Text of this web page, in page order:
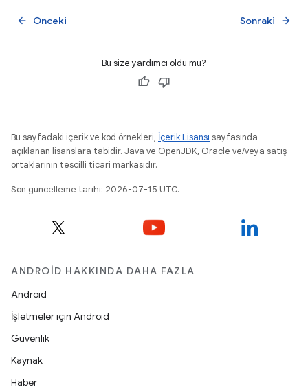
Önceki
arrow_back Sonraki arrow_forward
Bu size yardımcı oldu mu?
Bu sayfadaki içerik ve kod örnekleri, İçerik Lisansı sayfasında
açıklanan lisanslara tabidir. Java ve OpenJDK, Oracle ve/veya satış
ortaklarının tescilli ticari markasıdır.
Son güncelleme tarihi: 2026-07-15 UTC.
ANDROID HAKKINDA DAHA FAZLA
Android
İşletmeler için Android
Güvenlik
Kaynak
Haber